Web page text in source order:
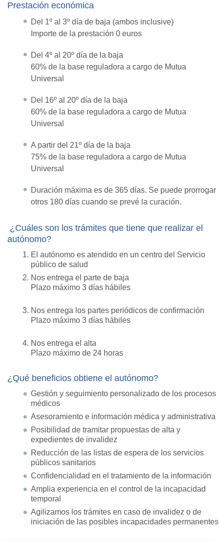
Prestación económica
Del 1º al 3º día de baja (ambos inclusive)
Importe de la prestación 0 euros
Del 4º al 20º día de la baja
60% de la base reguladora a cargo de Mutua
Universal
Del 16º al 20º día de la baja
60% de la base reguladora a cargo de Mutua
Universal
A partir del 21º día de la baja
75% de la base reguladora a cargo de Mutua
Universal
Duración máxima es de 365 días. Se puede prorrogar
otros 180 días cuando se prevé la curación.
¿Cuáles son los trámites que tiene que realizar el
autónomo?
El autónomo es atendido en un centro del Servicio
público de salud
Nos entrega el parte de baja
Plazo máximo 3 días hábiles
Nos entrega los partes periódicos de confirmación
Plazo máximo 3 días hábiles
Nos entrega el alta
Plazo máximo de 24 horas
¿Qué beneficios obtiene el autónomo?
Gestión y seguimiento personalizado de los procesos
médicos
Asesoramiento e información médica y administrativa
Posibilidad de tramitar propuestas de alta y
expedientes de invalidez
Reducción de las listas de espera de los servicios
públicos sanitarios
Confidencialidad en el tratamiento de la información
Amplia experiencia en el control de la incapacidad
temporal
Agilizamos los trámites en caso de invalidez o de
iniciación de las posibles incapacidades permanentes